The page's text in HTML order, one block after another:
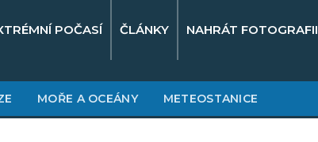
POČASÍ ČLÁNKY NAHRÁT FOTOGRAFII
MOŘE A OCEÁNY METEOSTANICE